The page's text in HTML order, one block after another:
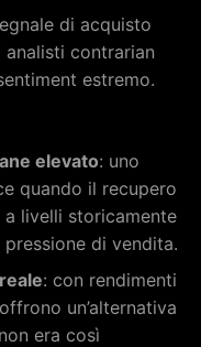
di acquisto
contrarian
estremo.
elevato: uno
quando il recupero
livelli storicamente
pressione di vendita.
: con rendimenti
un’alternativa
era così